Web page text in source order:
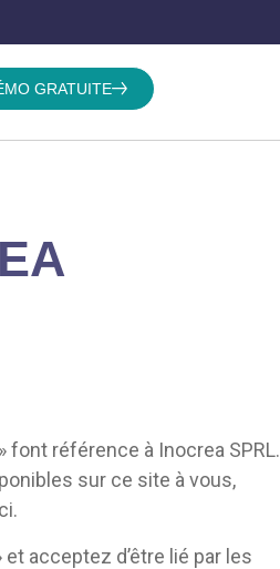
GRATUITE
font référence à Inocrea SPRL.
sur ce site à vous,
acceptez d’être lié par les